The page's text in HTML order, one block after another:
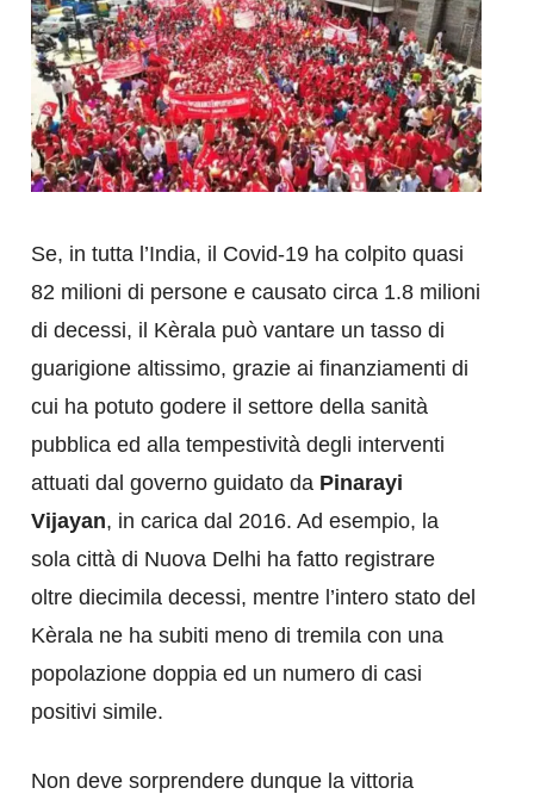
Se, in tutta l’India, il Covid-19 ha colpito quasi
82 milioni di persone e causato circa 1.8 milioni
di decessi, il Kèrala può vantare un tasso di
guarigione altissimo, grazie ai finanziamenti di
cui ha potuto godere il settore della sanità
pubblica ed alla tempestività degli interventi
attuati dal governo guidato da Pinarayi
Vijayan, in carica dal 2016. Ad esempio, la
sola città di Nuova Delhi ha fatto registrare
oltre diecimila decessi, mentre l’intero stato del
Kèrala ne ha subiti meno di tremila con una
popolazione doppia ed un numero di casi
positivi simile.
Non deve sorprendere dunque la vittoria